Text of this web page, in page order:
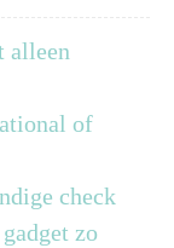
alleen
of
check
zo